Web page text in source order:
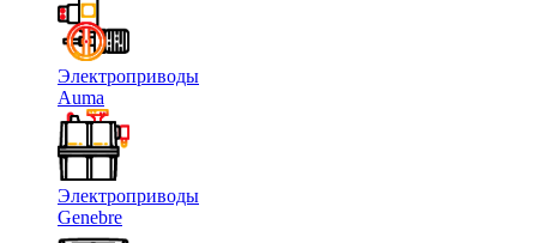
Электроприводы
Auma
Электроприводы
Genebre